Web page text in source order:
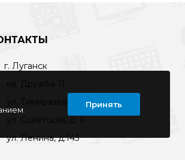
г. Луганск
кв. Дружба 11
ул. Тимирязева, 11а
ул. Советская, д. 6
ул. Ленина, д.143
Принять